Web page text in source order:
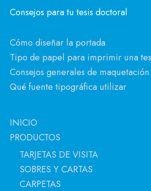
Consejos para tu tesis doctoral
Cómo diseñar la portada
Tipo de papel para imprimir una
Consejos generales de maquetación
Qué fuente tipográfica utilizar
INICIO
PRODUCTOS
TARJETAS DE VISITA
SOBRES Y CARTAS
CARPETAS